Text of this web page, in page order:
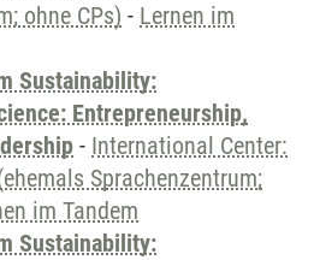
ohne CPs) - Lernen im
Sustainability:
Entrepreneurship,
- International Center:
Sprachenzentrum;
im Tandem
Sustainability: